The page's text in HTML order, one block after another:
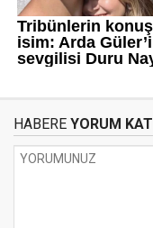
HABERE YORUM KAT